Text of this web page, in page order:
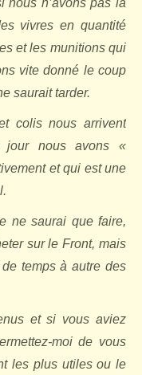
vivres en quantité
et les munitions qui
vite donné le coup
saurait tarder.
colis nous arrivent
jour nous avons «
et qui est une
ne saurai que faire,
sur le Front, mais
temps à autre des
et si vous aviez
moi de vous
les plus utiles ou le